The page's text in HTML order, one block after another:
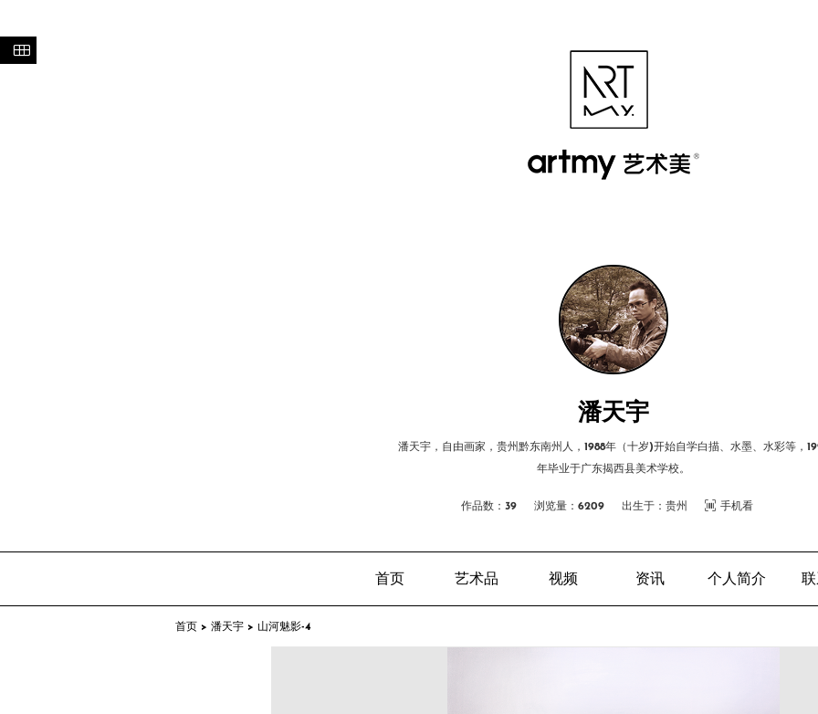
潘天宇
潘天宇，自由画家，贵州黔东南州人，1988年（十岁)开始自学白描、水墨、水彩等，
年毕业于广东揭西县美术学校。
作品数：39 浏览量：6209 出生于：贵州 手机看
首页 艺术品 视频 资讯 个人简介
首页 > 潘天宇 > 山河魅影-4